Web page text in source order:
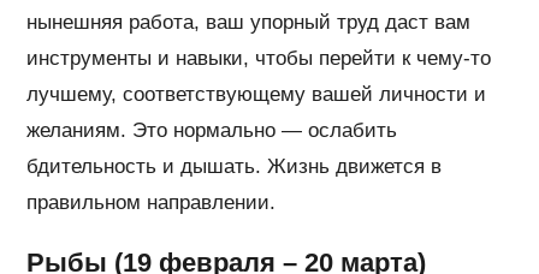
нынешняя работа, ваш упорный труд даст вам
инструменты и навыки, чтобы перейти к чему-то
лучшему, соответствующему вашей личности и
желаниям. Это нормально — ослабить
бдительность и дышать. Жизнь движется в
правильном направлении.
Рыбы (19 февраля – 20 марта)